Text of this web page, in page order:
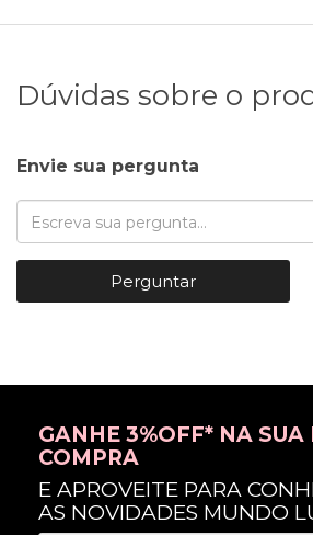
Dúvidas sobre o
Envie sua pergunta
Perguntar
GANHE 3%OFF* NA SUA
COMPRA
E APROVEITE PARA
AS NOVIDADES MUNDO